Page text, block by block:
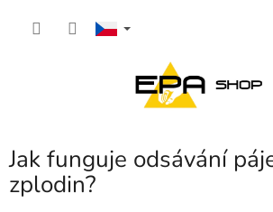
Jak funguje odsávání
zplodin?